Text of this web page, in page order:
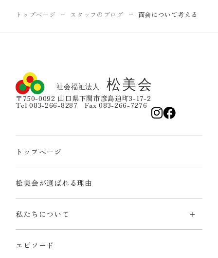
トップページ ー スタッフのブログ ー 面会について考える
〒750-0092 山口県下関市彦島迫町3-17-2
Tel 083-266-8287 Fax 083-266-7276
トップページ
松美会が選ばれる理由
私たちについて
エピソード